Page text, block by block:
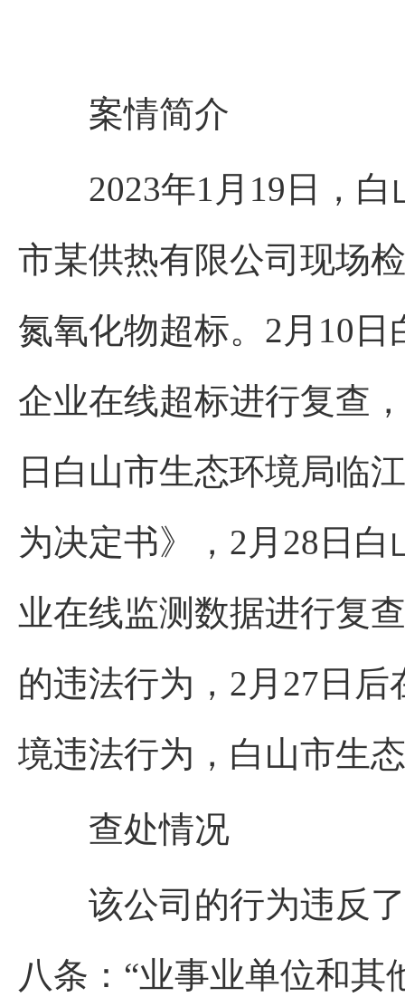
案情简介
2023年1月19日，白
市某供热有限公司现场
氮氧化物超标。2月10
企业在线超标进行复查
日白山市生态环境局临
为决定书》，2月28日
业在线监测数据进行复
的违法行为，2月27日
境违法行为，白山市生
查处情况
该公司的行为违反了
八条：“业事业单位和